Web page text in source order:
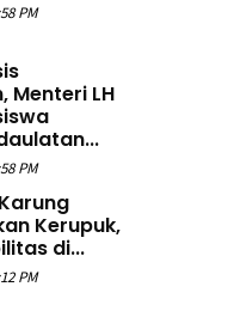
PM
Menteri LH
PM
Kerupuk,
di...
PM